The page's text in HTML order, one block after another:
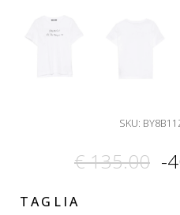
SKU:
€ 135.00 -
TAGLIA